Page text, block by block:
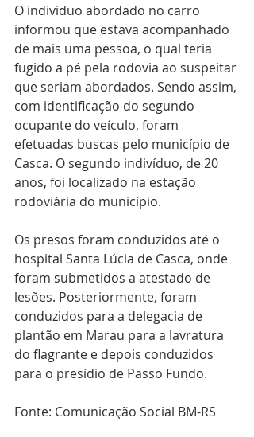
O individuo abordado no carro
informou que estava acompanhado
de mais uma pessoa, o qual teria
fugido a pé pela rodovia ao suspeitar
que seriam abordados. Sendo assim,
com identificação do segundo
ocupante do veículo, foram
efetuadas buscas pelo município de
Casca. O segundo indivíduo, de 20
anos, foi localizado na estação
rodoviária do município.
Os presos foram conduzidos até o
hospital Santa Lúcia de Casca, onde
foram submetidos a atestado de
lesões. Posteriormente, foram
conduzidos para a delegacia de
plantão em Marau para a lavratura
do flagrante e depois conduzidos
para o presídio de Passo Fundo.
Fonte: Comunicação Social BM-RS